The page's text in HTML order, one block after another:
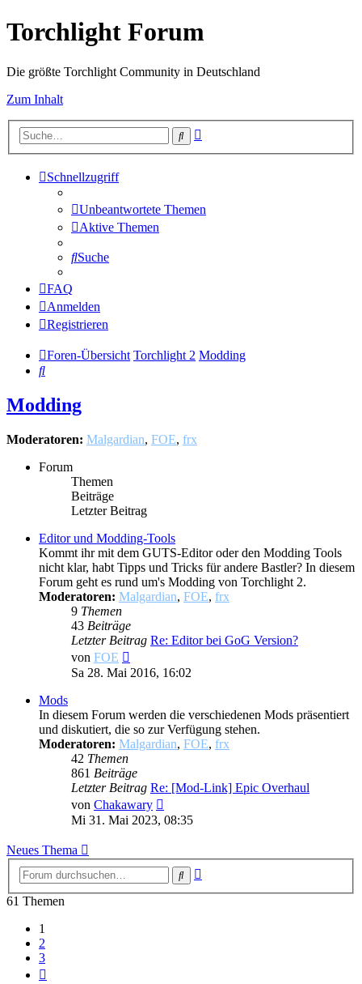
Torchlight Forum
Die größte Torchlight Community in Deutschland
Zum Inhalt
Suche
Schnellzugriff
Unbeantwortete Themen
Aktive Themen
Suche
FAQ
Anmelden
Registrieren
Foren-Übersicht Torchlight 2 Modding
Suche
Modding
Moderatoren: Malgardian, FOE, frx
Forum
Themen
Beiträge
Letzter Beitrag
Editor und Modding-Tools
Kommt ihr mit dem GUTS-Editor oder den Modding Tools
nicht klar, habt Tipps und Tricks für andere Bastler? In diesem
Forum geht es rund um's Modding von Torchlight 2.
Moderatoren: Malgardian, FOE, frx
9 Themen
43 Beiträge
Letzter Beitrag Re: Editor bei GoG Version?
von FOE
Beitrag
Sa 28. Mai 2016, 16:02
Mods
In diesem Forum werden die verschiedenen Mods präsentiert
und diskutiert, die so zur Verfügung stehen.
Moderatoren: Malgardian, FOE, frx
42 Themen
861 Beiträge
Letzter Beitrag Re: [Mod-Link] Epic Overhaul
von Chakawary
Beitrag
Mi 31. Mai 2023, 08:35
Neues Thema
Suche
61 Themen
1
2
3